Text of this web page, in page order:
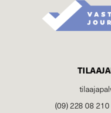
(09) 228 08